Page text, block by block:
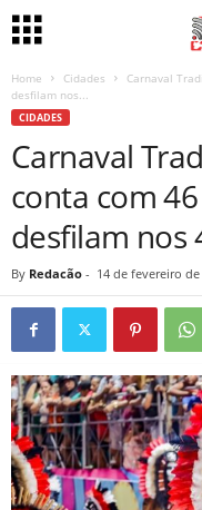
Home Cidades
Carnaval
desfilam nos...
CIDADES
Carnaval
conta com
desfilam nos
By Redacão - 14 de fevereiro de